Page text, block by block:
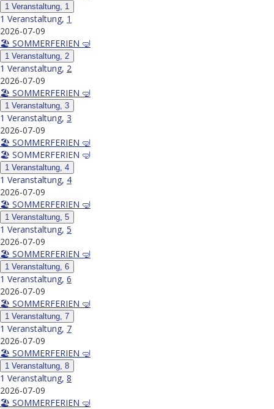
1 Veranstaltung, 1
1 Veranstaltung, 1
2026-07-09
🏖️ SOMMERFERIEN 🤿
1 Veranstaltung, 2
1 Veranstaltung, 2
2026-07-09
🏖️ SOMMERFERIEN 🤿
1 Veranstaltung, 3
1 Veranstaltung, 3
2026-07-09
🏖️ SOMMERFERIEN 🤿
🏖️ SOMMERFERIEN 🤿
1 Veranstaltung, 4
1 Veranstaltung, 4
2026-07-09
🏖️ SOMMERFERIEN 🤿
1 Veranstaltung, 5
1 Veranstaltung, 5
2026-07-09
🏖️ SOMMERFERIEN 🤿
1 Veranstaltung, 6
1 Veranstaltung, 6
2026-07-09
🏖️ SOMMERFERIEN 🤿
1 Veranstaltung, 7
1 Veranstaltung, 7
2026-07-09
🏖️ SOMMERFERIEN 🤿
1 Veranstaltung, 8
1 Veranstaltung, 8
2026-07-09
🏖️ SOMMERFERIEN 🤿